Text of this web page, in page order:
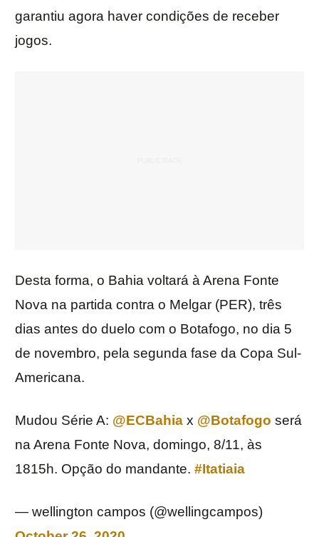
garantiu agora haver condições de receber
jogos.
Desta forma, o Bahia voltará à Arena Fonte
Nova na partida contra o Melgar (PER), três
dias antes do duelo com o Botafogo, no dia 5
de novembro, pela segunda fase da Copa Sul-
Americana.
Mudou Série A: @ECBahia x @Botafogo será
na Arena Fonte Nova, domingo, 8/11, às
1815h. Opção do mandante. #Itatiaia
— wellington campos (@wellingcampos)